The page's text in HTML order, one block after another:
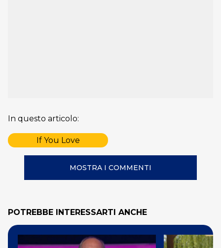
In questo articolo:
If You Love
MOSTRA I COMMENTI
POTREBBE INTERESSARTI ANCHE